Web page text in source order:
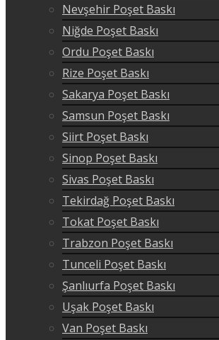
Nevşehir Poşet Baskı
Niğde Poşet Baskı
Ordu Poşet Baskı
Rize Poşet Baskı
Sakarya Poşet Baskı
Samsun Poşet Baskı
Siirt Poşet Baskı
Sinop Poşet Baskı
Sivas Poşet Baskı
Tekirdağ Poşet Baskı
Tokat Poşet Baskı
Trabzon Poşet Baskı
Tunceli Poşet Baskı
Şanlıurfa Poşet Baskı
Uşak Poşet Baskı
Van Poşet Baskı